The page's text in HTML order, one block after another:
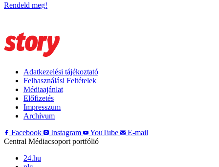
Rendeld meg!
Adatkezelési tájékoztató
Felhasználási Feltételek
Médiaajánlat
Előfizetés
Impresszum
Archívum
Facebook
Instagram YouTube
E-mail
Central Médiacsoport portfólió
24.hu